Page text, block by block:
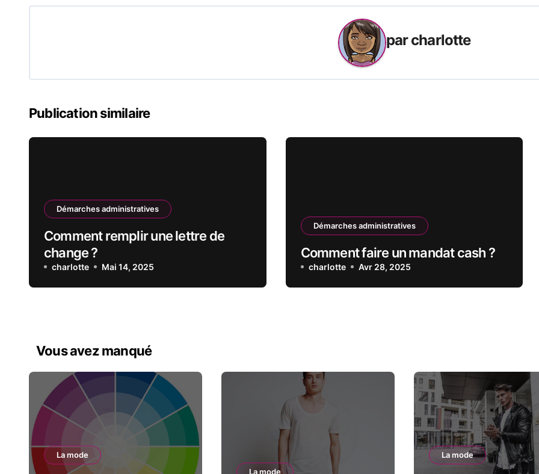
parcharlotte
Publication similaire
Démarches administratives
Comment remplir une lettre de
change ?
charlotte Mai 14, 2025
Démarches administratives
Comment faire un mandat cash ?
charlotte Avr 28, 2025
Vous avez manqué
La mode
La mode
La mode